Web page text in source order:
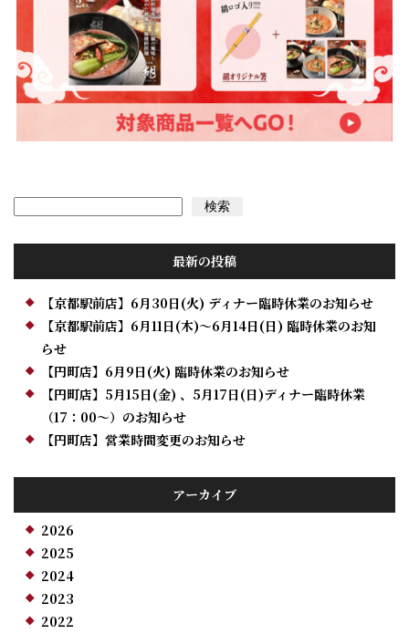
検索
最新の投稿
【京都駅前店】6月30日(火) ディナー臨時休業のお知らせ
【京都駅前店】6月11日(木)～6月14日(日) 臨時休業のお知
らせ
【円町店】6月9日(火) 臨時休業のお知らせ
【円町店】5月15日(金) 、5月17日(日)ディナー臨時休業
（17：00～）のお知らせ
【円町店】営業時間変更のお知らせ
アーカイブ
2026
2025
2024
2023
2022